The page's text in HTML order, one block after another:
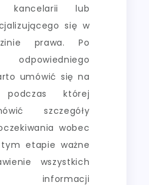
kancelarii lub
się w
prawa. Po
umówić się na
podczas której
szczegóły
wobec
etapie ważne
wszystkich
informacji